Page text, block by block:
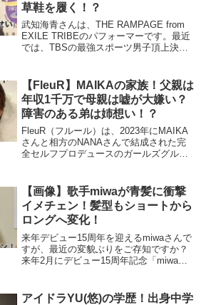
草鞋を履く！？
武知海青さんは、THE RAMPAGE from
EXILE TRIBEのパフォーマーです。最近
では、TBSの最強スポーツ男子頂上決戦
のWiki経歴について調べてまと...
【FleuR】MAIKAの家族！父親は
年収1千万で母親は嘘が大嫌い？
障害のある弟は姉想い！？
FleuR（フルール）は、2023年にMAIKA
さんと相方のNANAさんで結成された完
全セルフプロデュースのガールズグルー
パフォーマンスでファンを獲得していま
す。今...
【画像】歌手miwaが青髪に衝撃
イメチェン！髪型もショートから
ロングへ変化！
来年デビュー15周年を迎えるmiwaさんで
すが、最近の変貌ぶりをご存知ですか？
来年2月にデビュー15周年記念「miwa
開し話題を呼んでいます。今...
アイドラYU(悠)の学歴！出身中学